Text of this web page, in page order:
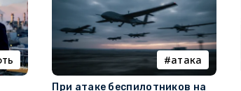
атака
При атаке беспилотников на